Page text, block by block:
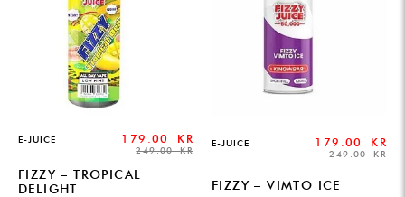
E-JUICE
249.00KR
179.00 KR
FIZZY – TROPICAL
DELIGHT
E-JUICE
249.00KR
179.00 KR
FIZZY – VIMTO ICE